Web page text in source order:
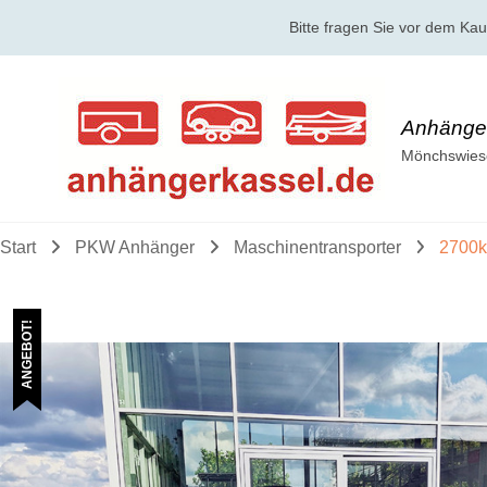
Bitte fragen Sie vor dem
Start PKW Anhänger Maschinentransporter
ANGEBOT!